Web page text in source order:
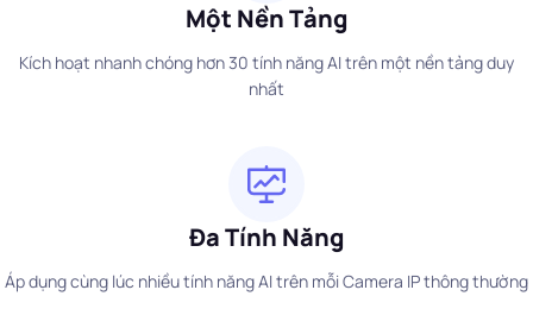
Một Nền Tảng
Kích hoạt nhanh chóng hơn 30 tính năng AI trên một nền tảng duy
nhất
Đa Tính Năng
Áp dụng cùng lúc nhiều tính năng AI trên mỗi Camera IP thông thường